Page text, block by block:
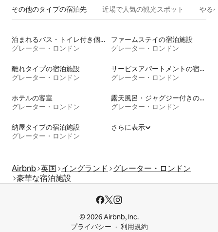
その他のタ⁠イ⁠プ⁠の宿⁠泊⁠先 近場で人気の観光スポット やる
泊まれるバス・トイレ付き個室
グレーター・ロンドン
ファームステイの宿泊施設
グレーター・ロンドン
離れタイプの宿泊施設
グレーター・ロンドン
サービスアパートメントの宿泊施設
グレーター・ロンドン
ホテルの客室
グレーター・ロンドン
露天風呂・ジャグジー付きの宿泊施設
グレーター・ロンドン
納屋タイプの宿泊施設
グレーター・ロンドン
さらに表示
Airbnb 英国 イングランド
グレーター・ロンドン
豪華な宿泊施設
© 2026 Airbnb, Inc.
プライバシー
利用規約